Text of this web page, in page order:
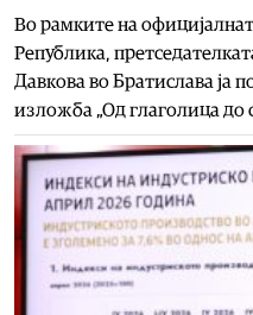
Во рамките на
Република,
Давкова во Братислава ја
изложба „Од глаголица до